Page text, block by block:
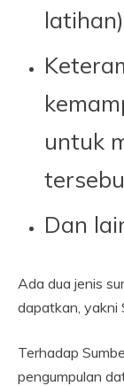
latihan)
untuk
Dan
Ada dua jenis
dapatkan, yakni
Terhadap
pengumpulan